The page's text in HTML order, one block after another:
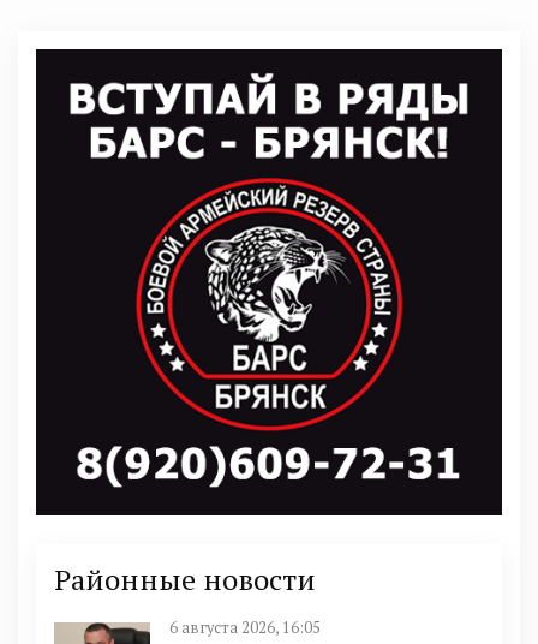
Районные новости
6 августа 2026, 16:05